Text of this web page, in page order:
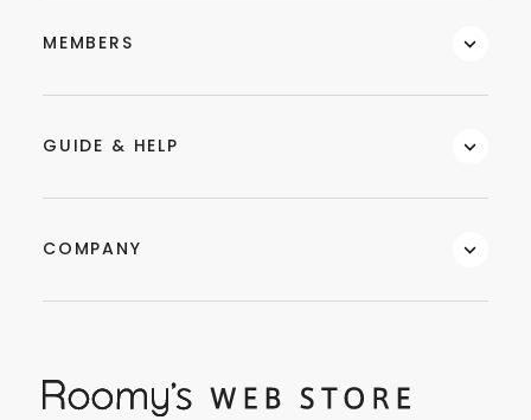
MEMBERS
GUIDE & HELP
COMPANY